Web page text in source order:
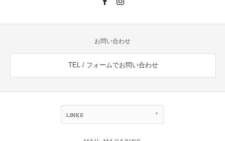
お問い合わせ
TEL / フォームでお問い合わせ
LINKS